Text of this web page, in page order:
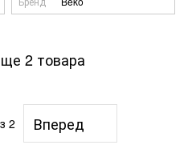
2 товара
з 2 Вперед